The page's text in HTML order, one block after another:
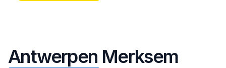
Antwerpen Merksem